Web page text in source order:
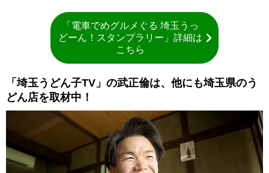
「電車でめグルメぐる 埼玉うっ
どーん！スタンプラリー」詳細は
こちら
「埼玉うどん子TV」の武正倫は、他にも埼玉県のう
どん店を取材中！